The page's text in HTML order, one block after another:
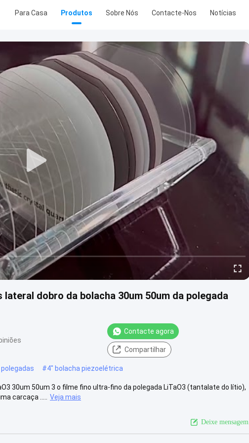
Para Casa Produtos Sobre Nós Contacte-Nos Notícias
dobro da bolacha 30um 50um da polegada
Contacte agora
Compartilhar
#4" bolacha piezoelétrica
30um 50um 3 o filme fino ultra-fino da polegada LiTaO3 (tantalate do lítio),
carcaça .....
Veja mais
Deixe mensagem.